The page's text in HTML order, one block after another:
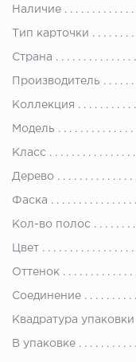
Наличие
Тип карточки
Страна
Производитель
Коллекция
Модель
Класс
Дерево
Фаска
Кол-во полос
Цвет
Оттенок
Соединение
Квадратура упаковки
В упаковке